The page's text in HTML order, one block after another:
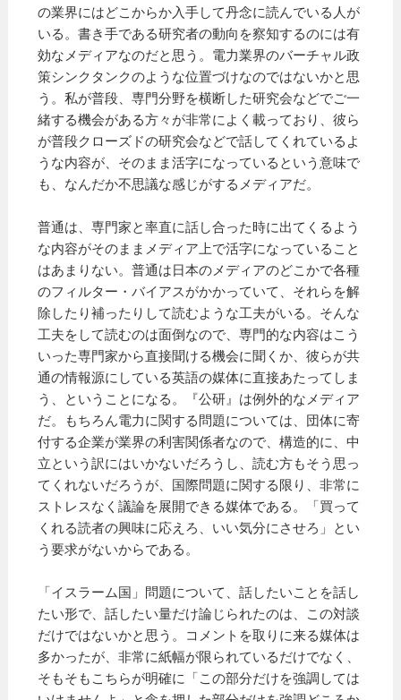
の業界にはどこからか入手して丹念に読んでいる人が
いる。書き手である研究者の動向を察知するのには有
効なメディアなのだと思う。電力業界のバーチャル政
策シンクタンクのような位置づけなのではないかと思
う。私が普段、専門分野を横断した研究会などでご一
緒する機会がある方々が非常によく載っており、彼ら
が普段クローズドの研究会などで話してくれているよ
うな内容が、そのまま活字になっているという意味で
も、なんだか不思議な感じがするメディアだ。
普通は、専門家と率直に話し合った時に出てくるよう
な内容がそのままメディア上で活字になっていること
はあまりない。普通は日本のメディアのどこかで各種
のフィルター・バイアスがかかっていて、それらを解
除したり補ったりして読むような工夫がいる。そんな
工夫をして読むのは面倒なので、専門的な内容はこう
いった専門家から直接聞ける機会に聞くか、彼らが共
通の情報源にしている英語の媒体に直接あたってしま
う、ということになる。『公研』は例外的なメディア
だ。もちろん電力に関する問題については、団体に寄
付する企業が業界の利害関係者なので、構造的に、中
立という訳にはいかないだろうし、読む方もそう思っ
てくれないだろうが、国際問題に関する限り、非常に
ストレスなく議論を展開できる媒体である。「買って
くれる読者の興味に応えろ、いい気分にさせろ」とい
う要求がないからである。
「イスラーム国」問題について、話したいことを話し
たい形で、話したい量だけ論じられたのは、この対談
だけではないかと思う。コメントを取りに来る媒体は
多かったが、非常に紙幅が限られているだけでなく、
そもそもこちらが明確に「この部分だけを強調しては